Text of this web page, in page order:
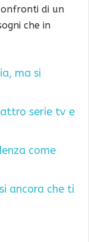
di un
che in
ma si
serie tv e
come
ancora che ti